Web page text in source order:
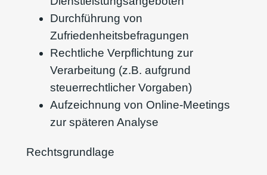
Durchführung von
Zufriedenheitsbefragungen
Rechtliche Verpflichtung zur
Verarbeitung (z.B. aufgrund
steuerrechtlicher Vorgaben)
Aufzeichnung von Online-Meetings
zur späteren Analyse
Rechtsgrundlage